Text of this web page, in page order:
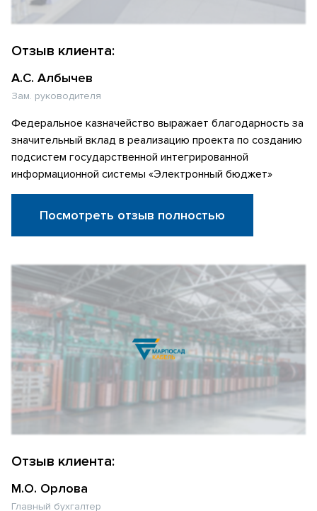
Отзыв клиента:
А.С. Албычев
Зам. руководителя
Федеральное казначейство выражает благодарность за
значительный вклад в реализацию проекта по созданию
подсистем государственной интегрированной
информационной системы «Электронный бюджет»
Посмотреть отзыв полностью
Отзыв клиента:
М.О. Орлова
Главный бухгалтер